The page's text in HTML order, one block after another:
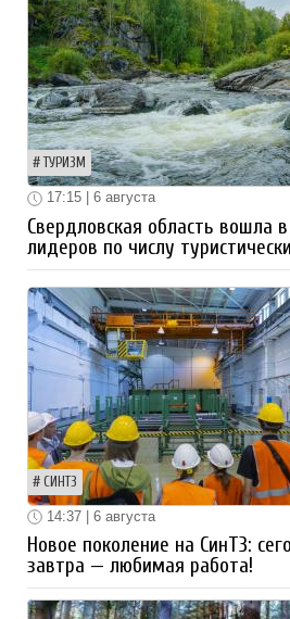
ТУРИЗМ
17:15 | 6 августа
Свердловская область вошла
лидеров по числу
СИНТЗ
14:37 | 6 августа
Новое поколение на СинТЗ:
завтра — любимая работа!